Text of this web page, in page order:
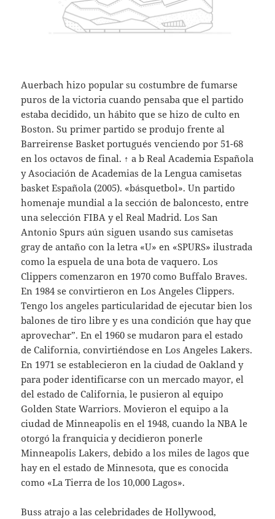
Auerbach hizo popular su costumbre de fumarse
puros de la victoria cuando pensaba que el partido
estaba decidido, un hábito que se hizo de culto en
Boston. Su primer partido se produjo frente al
Barreirense Basket portugués venciendo por 51-68
en los octavos de final. ↑ a b Real Academia Española
y Asociación de Academias de la Lengua camisetas
basket Española (2005). «básquetbol». Un partido
homenaje mundial a la sección de baloncesto, entre
una selección FIBA y el Real Madrid. Los San
Antonio Spurs aún siguen usando sus camisetas
gray de antaño con la letra «U» en «SPURS» ilustrada
como la espuela de una bota de vaquero. Los
Clippers comenzaron en 1970 como Buffalo Braves.
En 1984 se convirtieron en Los Angeles Clippers.
Tengo los angeles particularidad de ejecutar bien los
balones de tiro libre y es una condición que hay que
aprovechar”. En el 1960 se mudaron para el estado
de California, convirtiéndose en Los Angeles Lakers.
En 1971 se establecieron en la ciudad de Oakland y
para poder identificarse con un mercado mayor, el
del estado de California, le pusieron al equipo
Golden State Warriors. Movieron el equipo a la
ciudad de Minneapolis en el 1948, cuando la NBA le
otorgó la franquicia y decidieron ponerle
Minneapolis Lakers, debido a los miles de lagos que
hay en el estado de Minnesota, que es conocida
como «La Tierra de los 10,000 Lagos».
Buss atrajo a las celebridades de Hollywood,